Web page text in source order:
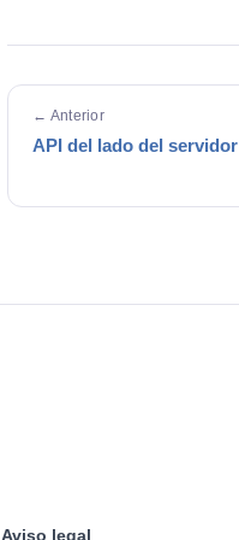
← Anterior
API del lado del servidor
Aviso legal